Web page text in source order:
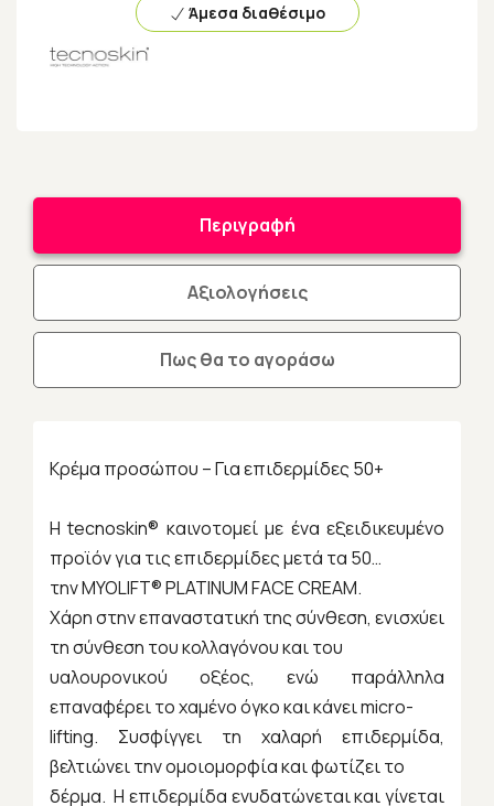
Άμεσα διαθέσιμο
Περιγραφή
Αξιολογήσεις
Πως θα το αγοράσω
Κρέμα προσώπου – Για επιδερμίδες 50+
Η tecnoskin® καινοτομεί με ένα εξειδικευμένο
προϊόν για τις επιδερμίδες μετά τα 50…
την MYOLIFT® PLATINUM FACE CREAM.
Χάρη στην επαναστατική της σύνθεση, ενισχύει
τη σύνθεση του κολλαγόνου και του
υαλουρονικού οξέος, ενώ παράλληλα
επαναφέρει το χαμένο όγκο και κάνει micro-
lifting. Συσφίγγει τη χαλαρή επιδερμίδα,
βελτιώνει την ομοιομορφία και φωτίζει το
δέρμα. Η επιδερμίδα ενυδατώνεται και γίνεται